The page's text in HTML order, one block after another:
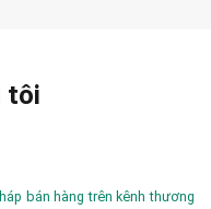
tôi
bán hàng trên kênh thương